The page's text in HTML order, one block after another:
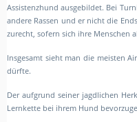
Assistenzhund ausgebildet. Bei
andere Rassen und er nicht die
zurecht, sofern sich ihre Menschen
Insgesamt sieht man die meisten
dürfte.
Der aufgrund seiner jagdlichen
Lernkette bei ihrem Hund